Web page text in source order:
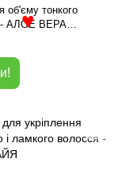
об'єму тонкого
- АЛОЕ ВЕРА
♥